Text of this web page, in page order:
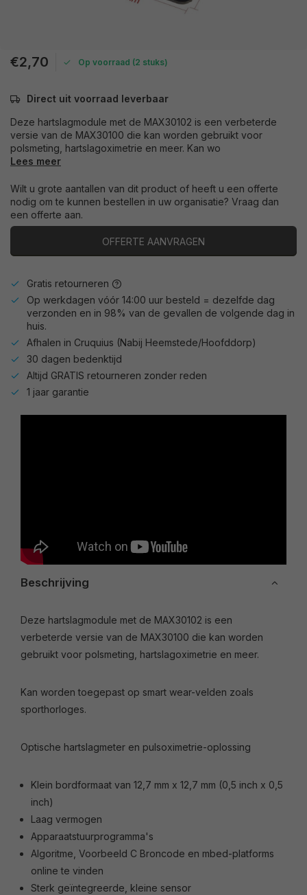
€2,70 Op voorraad (2 stuks)
Direct uit voorraad leverbaar
Deze hartslagmodule met de MAX30102 is een verbeterde
versie van de MAX30100 die kan worden gebruikt voor
polsmeting, hartslagoximetrie en meer. Kan wo
Lees meer
Wilt u grote aantallen van dit product of heeft u een offerte
nodig om te kunnen bestellen in uw organisatie? Vraag dan
een offerte aan.
OFFERTE AANVRAGEN
Gratis retourneren
Op werkdagen vóór 14:00 uur besteld = dezelfde dag
verzonden en in 98% van de gevallen de volgende dag in
huis.
Afhalen in Cruquius (Nabij Heemstede/Hoofddorp)
30 dagen bedenktijd
Altijd GRATIS retourneren zonder reden
1 jaar garantie
Beschrijving
Deze hartslagmodule met de MAX30102 is een
verbeterde versie van de MAX30100 die kan worden
gebruikt voor polsmeting, hartslagoximetrie en meer.
Kan worden toegepast op smart wear-velden zoals
sporthorloges.
Optische hartslagmeter en pulsoximetrie-oplossing
Klein bordformaat van 12,7 mm x 12,7 mm (0,5 inch x 0,5
inch)
Laag vermogen
Apparaatstuurprogramma's
Algoritme, Voorbeeld C Broncode en mbed-platforms
online te vinden
Sterk geïntegreerde, kleine sensor